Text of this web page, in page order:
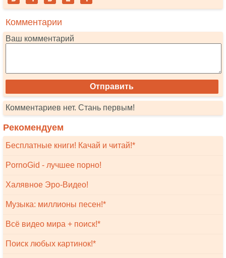
Комментарии
Ваш комментарий
Комментариев нет. Стань первым!
Рекомендуем
Бесплатные книги! Качай и читай!*
PornoGid - лучшее порно!
Халявное Эро-Видео!
Музыка: миллионы песен!*
Всё видео мира + поиск!*
Поиск любых картинок!*